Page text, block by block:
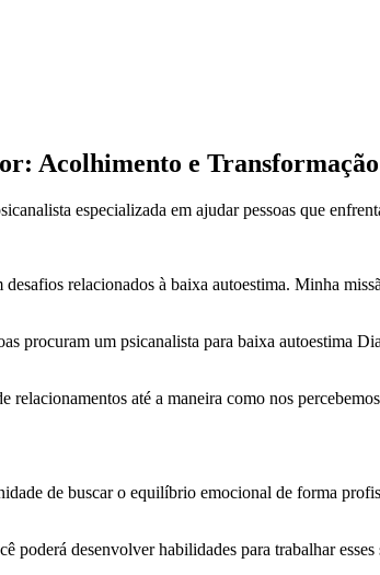
Acolhimento e Transformação
especializada em ajudar pessoas que
relacionados à baixa autoestima. Minha
procuram um psicanalista para baixa autoestima
relacionamentos até a maneira como nos
de buscar o equilíbrio emocional de forma
desenvolver habilidades para trabalhar